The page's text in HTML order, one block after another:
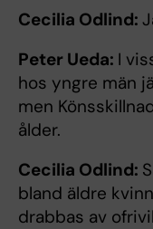
Cecilia Odlind:
Peter Ueda: I
hos yngre män
men
ålder.
Cecilia Odlind:
bland äldre
drabbas av